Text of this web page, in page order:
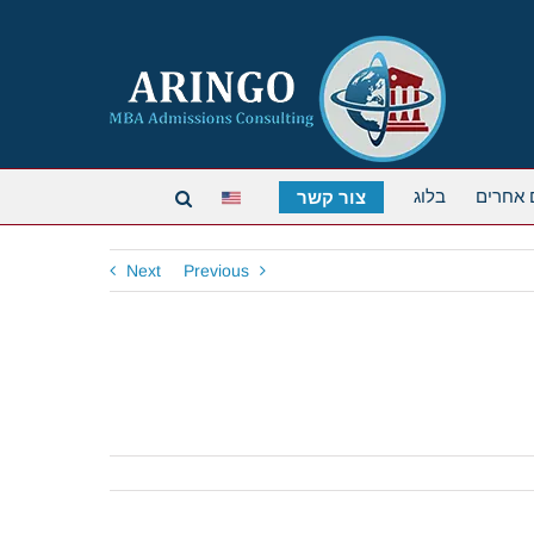
אחרים בלוג צור קשר
Previous
Next